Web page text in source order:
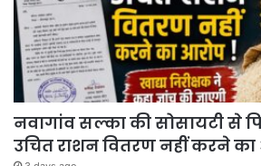
नवागांव सल्का की सोसायटी से
उचित राशन वितरण नहीं करने का